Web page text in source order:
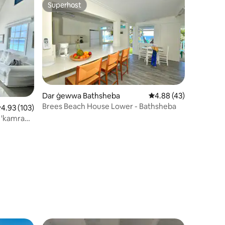
ta' reviews: 32
medju ta' 4.93 minn 5, skont dan-numru ta' reviews: 103
4.93 (103)
Superhost
Superhost
Dar ġewwa Bathsheba Rating medju ta' 4.88
4.88 (43)
Brees Beach House Lower - Bathsheba